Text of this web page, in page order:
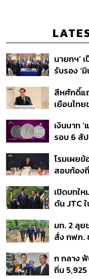
นายกฯ’
รับรอง ‘
ร่วมงาน
สีหศักดิ์แ
เยือนไท
สร้างสร
ย้ำต้องก
เงินบาท
รอบ 6 สั
สหรัฐฯ-
ต่อดอลล
โรมเผย
สอบท้อง
อนุทิน จ่
ตัดตอน ม
เปิดบทใ
ดัน JTC
ชายแดน
ทวาย
มท. 2 ลุ
สั่ง กฟภ.
350’ เส
ชายแดน
ก กลาง
ถิ่น